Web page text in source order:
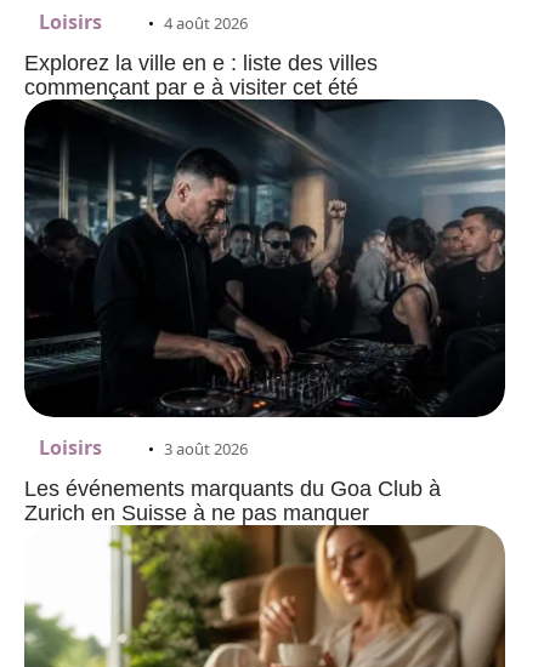
Loisirs 4 août 2026
Explorez la ville en e : liste des villes
commençant par e à visiter cet été
Loisirs 3 août 2026
Les événements marquants du Goa Club à
Zurich en Suisse à ne pas manquer